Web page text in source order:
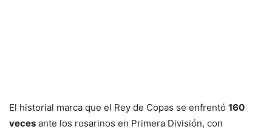
El historial marca que el Rey de Copas se enfrentó 160
veces ante los rosarinos en Primera División, con